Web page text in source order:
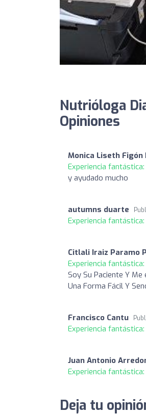
Nutrióloga
Opiniones
Monica Liseth Figón
Experiencia fantástica:
y ayudado mucho
autumns duarte
Experiencia fantástica:
Citlali Iraiz Paramo
Experiencia fantástica:
Soy Su Paciente Y
Una Forma Fácil Y
Francisco Cantu
Experiencia fantástica:
Juan Antonio
Experiencia fantástica:
Deja tu